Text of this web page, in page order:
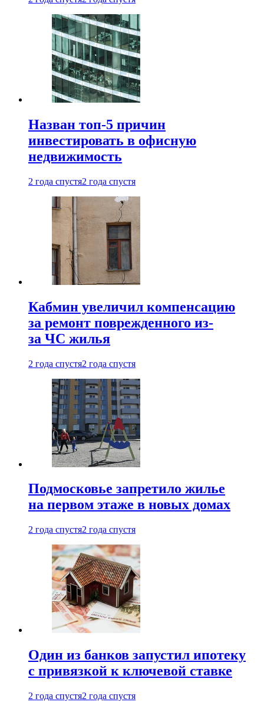
Назван топ-5 причин
инвестировать в офисную
недвижимость
2 года спустя2 года спустя
Кабмин увеличил компенсацию
за ремонт поврежденного из-
за ЧС жилья
2 года спустя2 года спустя
Подмосковье запретило жилье
на первом этаже в новых домах
2 года спустя2 года спустя
Один из банков запустил ипотеку
с привязкой к ключевой ставке
2 года спустя2 года спустя